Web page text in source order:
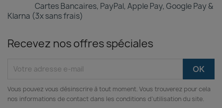
Cartes Bancaires, PayPal, Apple Pay, Google Pay &
Klarna (3x sans frais)
Recevez nos offres spéciales
Vous pouvez vous désinscrire à tout moment. Vous trouverez pour cela
nos informations de contact dans les conditions d'utilisation du site.